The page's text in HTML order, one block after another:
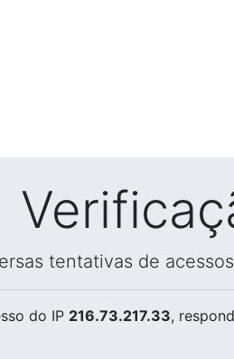
tentativas de
do IP 216.73.217.33,